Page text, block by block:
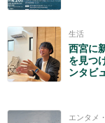
生活
西宮に
を見つ
ンタビ
エンタメ